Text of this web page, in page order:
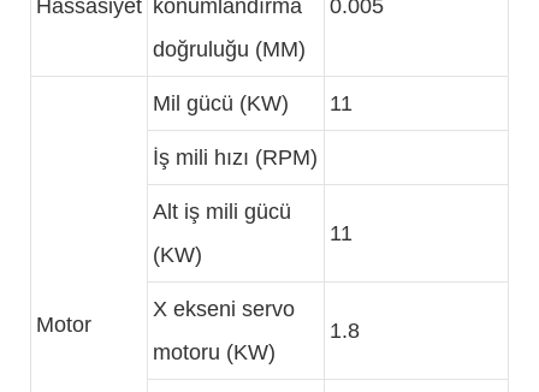
Hassasiyet konumlandırma
doğruluğu (MM)
0.005
Motor
Mil gücü (KW) 11
İş mili hızı (RPM)
Alt iş mili gücü
(KW)
11
X ekseni servo
motoru (KW)
1.8